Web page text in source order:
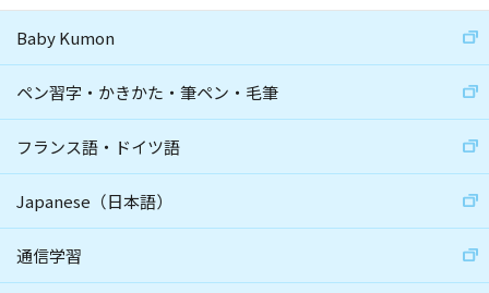
Baby Kumon
ペン習字・かきかた・筆ペン・毛筆
フランス語・ドイツ語
Japanese（日本語）
通信学習